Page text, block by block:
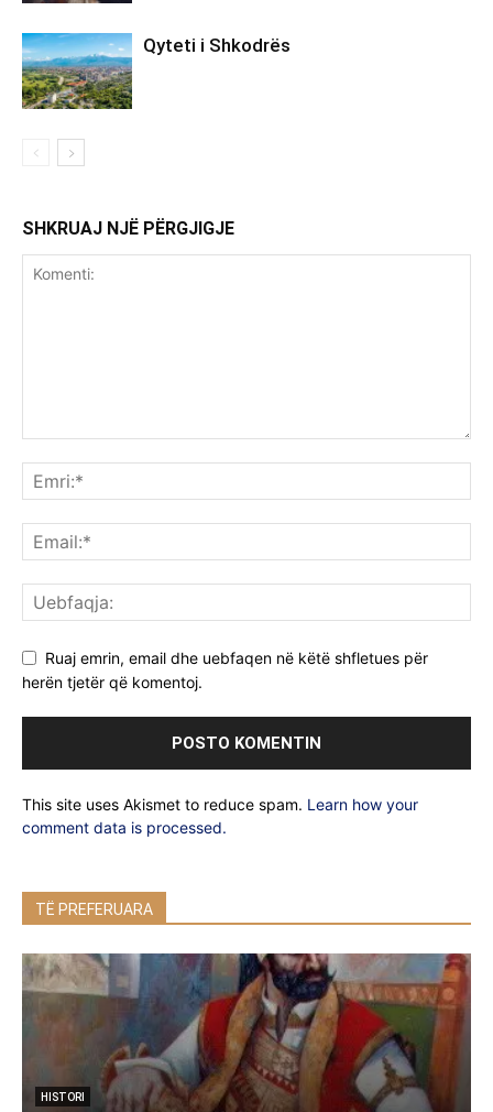
Qyteti i Shkodrës
SHKRUAJ NJË PËRGJIGJE
Ruaj emrin, email dhe uebfaqen në këtë shfletues për
herën tjetër që komentoj.
This site uses Akismet to reduce spam. Learn how your
comment data is processed.
TË PREFERUARA
HISTORI